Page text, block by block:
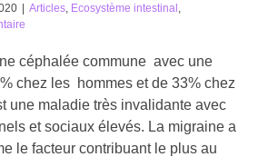
| Articles Ecosystème intestinal
céphalée commune avec une
chez les hommes et de 33% chez
une maladie très invalidante avec
et sociaux élevés. La migraine a
le facteur contribuant le plus au